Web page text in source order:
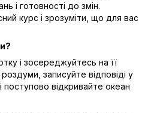
і готовності до змін.
курс і зрозуміти, що для вас
і зосереджуйтесь на її
записуйте відповіді у
відкривайте океан